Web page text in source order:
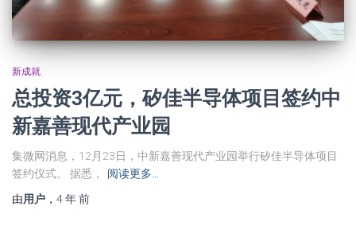
新成就
总投资3亿元，矽佳半导体项目签约中
新嘉善现代产业园
集微网消息，12月23日，中新嘉善现代产业园举行矽佳半导体项目
签约仪式。 据悉，
阅读更多…
由用户 ， 4 年前